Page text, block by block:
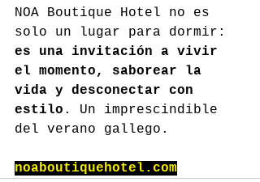
NOA Boutique Hotel no es
solo un lugar para dormir:
es una invitación a vivir
el momento, saborear la
vida y desconectar con
estilo . Un imprescindible
del verano gallego.
noaboutiquehotel.com